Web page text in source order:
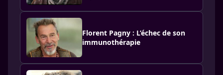
Florent Pagny : L’échec de son
immunothérapie